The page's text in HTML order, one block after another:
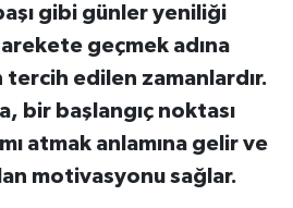
gibi günler yeniliği
geçmek adına
tercih edilen zamanlardır.
bir başlangıç noktası
atmak anlamına gelir ve
motivasyonu sağlar.